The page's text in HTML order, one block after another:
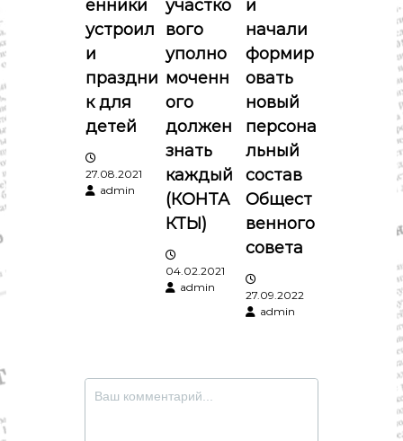
з
а
п
и
с
енники
устроил
и
праздни
к для
детей
27.08.2021
admin
участко
вого
уполно
моченн
ого
должен
знать
каждый
(КОНТА
КТЫ)
04.02.2021
admin
и
начали
формир
овать
новый
персона
льный
состав
Общест
венного
совета
27.09.2022
admin